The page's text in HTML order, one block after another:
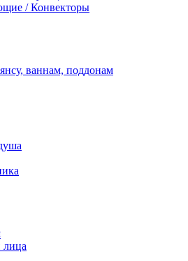
/ Конвекторы
ваннам, поддонам
лица